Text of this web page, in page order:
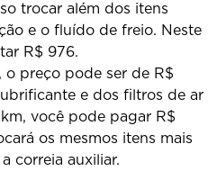
trocar além dos itens
e o fluído de freio. Neste
R$ 976.
preço pode ser de R$
e dos filtros de ar
você pode pagar R$
os mesmos itens mais
correia auxiliar.